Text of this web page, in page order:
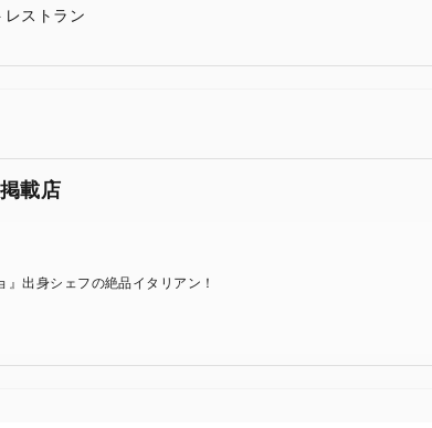
ストラン
載店
出身シェフの絶品イタリアン！